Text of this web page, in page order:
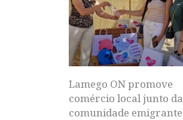
Lamego ON promove
comércio local junto da
comunidade emigrante